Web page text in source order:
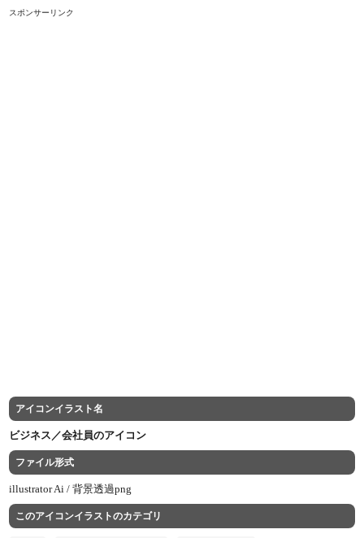
スポンサーリンク
アイコンイラスト名
ビジネス／会社員のアイコン
ファイル形式
illustrator Ai /背景透過png
このアイコンイラストのカテゴリ